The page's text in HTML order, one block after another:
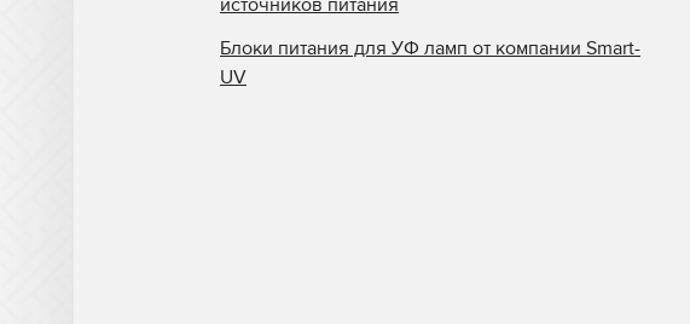
источников питания
Блоки питания для УФ ламп от компании Smart-
UV